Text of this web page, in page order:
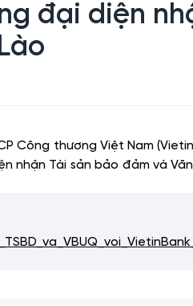
đại diện
Công thương Việt Nam
Tài sản bảo đảm và